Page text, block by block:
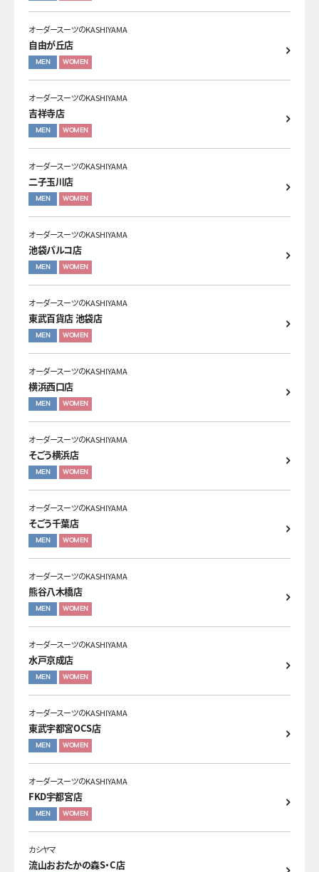
オーダースーツのKASHIYAMA
自由が丘店
MEN WOMEN
オーダースーツのKASHIYAMA
吉祥寺店
MEN WOMEN
オーダースーツのKASHIYAMA
二子玉川店
MEN WOMEN
オーダースーツのKASHIYAMA
池袋パルコ店
MEN WOMEN
オーダースーツのKASHIYAMA
東武百貨店 池袋店
MEN WOMEN
オーダースーツのKASHIYAMA
横浜西口店
MEN WOMEN
オーダースーツのKASHIYAMA
そごう横浜店
MEN WOMEN
オーダースーツのKASHIYAMA
そごう千葉店
MEN WOMEN
オーダースーツのKASHIYAMA
熊谷八木橋店
MEN WOMEN
オーダースーツのKASHIYAMA
水戸京成店
MEN WOMEN
オーダースーツのKASHIYAMA
東武宇都宮OCS店
MEN WOMEN
オーダースーツのKASHIYAMA
FKD宇都宮店
MEN WOMEN
カシヤマ
流山おおたかの森S・C店